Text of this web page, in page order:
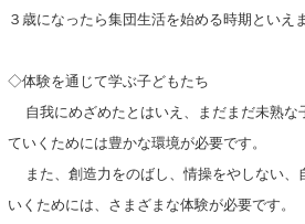
３歳になったら集団生活を始める時期といえ
◇体験を通じて学ぶ子どもたち
自我にめざめたとはいえ、まだまだ未熟な
ていくためには豊かな環境が必要です。
また、創造力をのばし、情操をやしない、
いくためには、さまざまな体験が必要です。